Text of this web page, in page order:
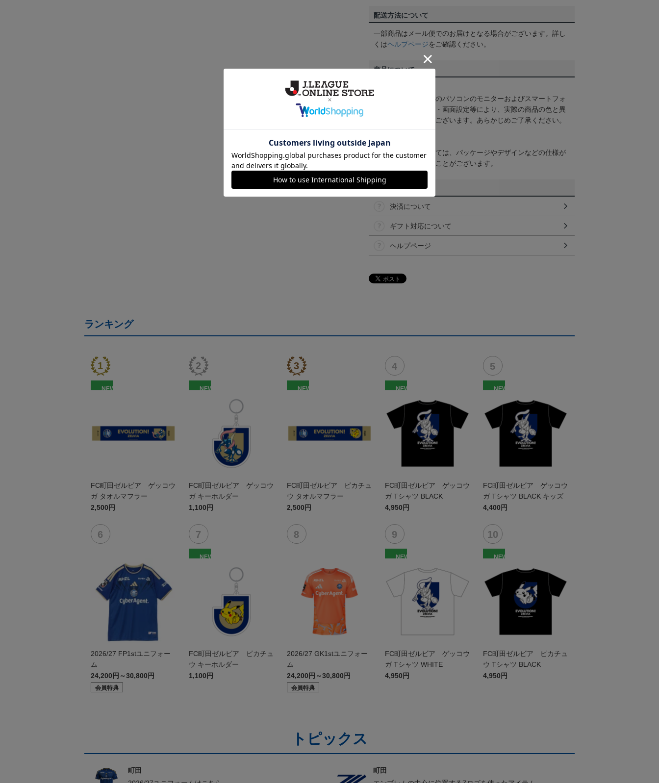
配送方法について
一部商品はメール便でのお届けとなる場合がございます。詳し
くはヘルプページをご確認ください。
商品について
商品画像は、お使いのパソコンのモニターおよびスマートフォ
ンのメーカー・機種・画面設定等により、実際の商品の色と異
なって見える場合がございます。あらかじめご了承ください。
【仕様について】
取り扱い商品によっては、パッケージやデザインなどの仕様が
予告なく変更になることがございます。
その他
決済について
ギフト対応について
ヘルプページ
ランキング
NEW
FC町田ゼルビア ゲッコウ
ガ タオルマフラー
2,500円
NEW
FC町田ゼルビア ゲッコウ
ガ キーホルダー
1,100円
NEW
FC町田ゼルビア ピカチュ
ウ タオルマフラー
2,500円
NEW
FC町田ゼルビア ゲッコウ
ガ Tシャツ BLACK
4,950円
NEW
FC町田ゼルビア ゲッコウ
ガ Tシャツ BLACK キッズ
4,400円
2026/27 FP1stユニフォー
ム
24,200円～30,800円
会員特典
NEW
FC町田ゼルビア ピカチュ
ウ キーホルダー
1,100円
2026/27 GK1stユニフォー
ム
24,200円～30,800円
会員特典
NEW
FC町田ゼルビア ゲッコウ
ガ Tシャツ WHITE
4,950円
NEW
FC町田ゼルビア ピカチュ
ウ Tシャツ BLACK
4,950円
トピックス
町田
町田